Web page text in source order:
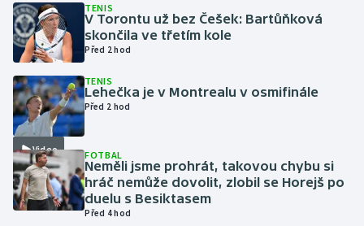
Lyže a snowboard
Moderní pětiboj
Motorsport
Olympijské hry
Parasport
Plavání
TENIS
V Torontu už bez Češek: Bartůňková
skončila ve třetím kole
Před 2 hod
Video
TENIS
Lehečka je v Montrealu v osmifinále
Před 2 hod
FOTBAL
Neměli jsme prohrát, takovou chybu si
hráč nemůže dovolit, zlobil se Horejš po
duelu s Besiktasem
Před 4 hod